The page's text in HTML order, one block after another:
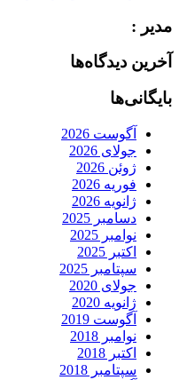
مدیر :
آخرین دیدگاه‌ها
بایگانی‌ها
آگوست 2026
جولای 2026
ژوئن 2026
فوریه 2026
ژانویه 2026
دسامبر 2025
نوامبر 2025
اکتبر 2025
سپتامبر 2025
جولای 2020
ژانویه 2020
آگوست 2019
نوامبر 2018
اکتبر 2018
سپتامبر 2018